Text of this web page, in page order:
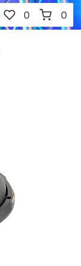
FAVORITER
ANTAL
0
KUNDVAGN
0